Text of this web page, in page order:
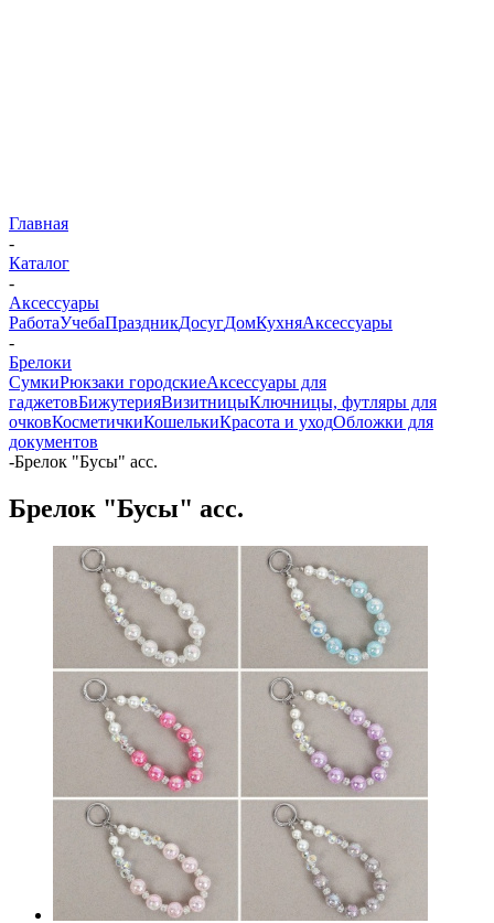
Главная
-
Каталог
-
Аксессуары
РаботаУчебаПраздникДосугДомКухняАксессуары
-
Брелоки
СумкиРюкзаки городскиеАксессуары для
гаджетовБижутерияВизитницыКлючницы, футляры для
очковКосметичкиКошелькиКрасота и уходОбложки для
документов
-Брелок "Бусы" асс.
Брелок "Бусы" асс.